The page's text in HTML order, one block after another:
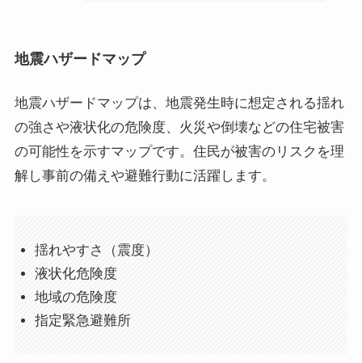
地震ハザードマップ
地震ハザードマップは、地震発生時に想定される揺れ
の強さや液状化の危険度、火災や倒壊などの住宅被害
の可能性を示すマップです。住民が被害のリスクを理
解し事前の備えや避難行動に活躍します。
揺れやすさ（震度）
液状化危険度
地域の危険度
指定緊急避難所